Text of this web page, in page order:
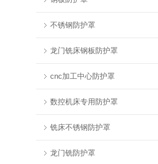
不锈钢防护罩
龙门铣床钢板防护罩
cnc加工中心防护罩
数控机床专用防护罩
铣床不锈钢防护罩
龙门铣防护罩